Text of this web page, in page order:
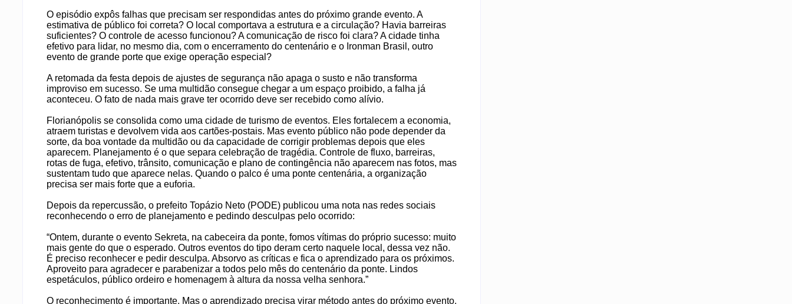
O episódio expôs falhas que precisam ser respondidas antes do próximo grande evento. A
estimativa de público foi correta? O local comportava a estrutura e a circulação? Havia barreiras
suficientes? O controle de acesso funcionou? A comunicação de risco foi clara? A cidade tinha
efetivo para lidar, no mesmo dia, com o encerramento do centenário e o Ironman Brasil, outro
evento de grande porte que exige operação especial?
A retomada da festa depois de ajustes de segurança não apaga o susto e não transforma
improviso em sucesso. Se uma multidão consegue chegar a um espaço proibido, a falha já
aconteceu. O fato de nada mais grave ter ocorrido deve ser recebido como alívio.
Florianópolis se consolida como uma cidade de turismo de eventos. Eles fortalecem a economia,
atraem turistas e devolvem vida aos cartões-postais. Mas evento público não pode depender da
sorte, da boa vontade da multidão ou da capacidade de corrigir problemas depois que eles
aparecem. Planejamento é o que separa celebração de tragédia. Controle de fluxo, barreiras,
rotas de fuga, efetivo, trânsito, comunicação e plano de contingência não aparecem nas fotos, mas
sustentam tudo que aparece nelas. Quando o palco é uma ponte centenária, a organização
precisa ser mais forte que a euforia.
Depois da repercussão, o prefeito Topázio Neto (PODE) publicou uma nota nas redes sociais
reconhecendo o erro de planejamento e pedindo desculpas pelo ocorrido:
“Ontem, durante o evento Sekreta, na cabeceira da ponte, fomos vítimas do próprio sucesso: muito
mais gente do que o esperado. Outros eventos do tipo deram certo naquele local, dessa vez não.
É preciso reconhecer e pedir desculpa. Absorvo as críticas e fica o aprendizado para os próximos.
Aproveito para agradecer e parabenizar a todos pelo mês do centenário da ponte. Lindos
espetáculos, público ordeiro e homenagem à altura da nossa velha senhora.”
O reconhecimento é importante. Mas o aprendizado precisa virar método antes do próximo evento.